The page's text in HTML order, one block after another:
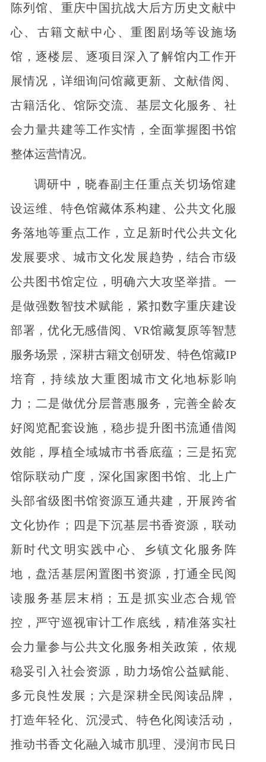
陈列馆、重庆中国抗战大后方历史文献中
心、古籍文献中心、重图剧场等设施场
馆，逐楼层、逐项目深入了解馆内工作开
展情况，详细询问馆藏更新、文献借阅、
古籍活化、馆际交流、基层文化服务、社
会力量共建等工作实情，全面掌握图书馆
整体运营情况。
调研中，晓春副主任重点关切场馆建
设运维、特色馆藏体系构建、公共文化服
务落地等重点工作，立足新时代公共文化
发展要求、城市文化发展趋势，结合市级
公共图书馆定位，明确六大攻坚举措。一
是做强数智技术赋能，紧扣数字重庆建设
部署，优化无感借阅、VR馆藏复原等智慧
服务场景，深耕古籍文创研发、特色馆藏IP
培育，持续放大重图城市文化地标影响
力；二是做优分层普惠服务，完善全龄友
好阅览配套设施，稳步提升图书流通借阅
效能，厚植全域城市书香底蕴；三是拓宽
馆际联动广度，深化国家图书馆、北上广
头部省级图书馆资源互通共建，开展跨省
文化协作；四是下沉基层书香资源，联动
新时代文明实践中心、乡镇文化服务阵
地，盘活基层闲置图书资源，打通全民阅
读服务基层末梢；五是抓实业态合规管
控，严守巡视审计工作底线，精准落实社
会力量参与公共文化服务相关政策，依规
稳妥引入社会资源，助力场馆公益赋能、
多元良性发展；六是深耕全民阅读品牌，
打造年轻化、沉浸式、特色化阅读活动，
推动书香文化融入城市肌理、浸润市民日